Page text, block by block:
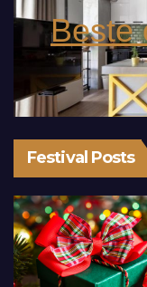
Beste
Festival Posts